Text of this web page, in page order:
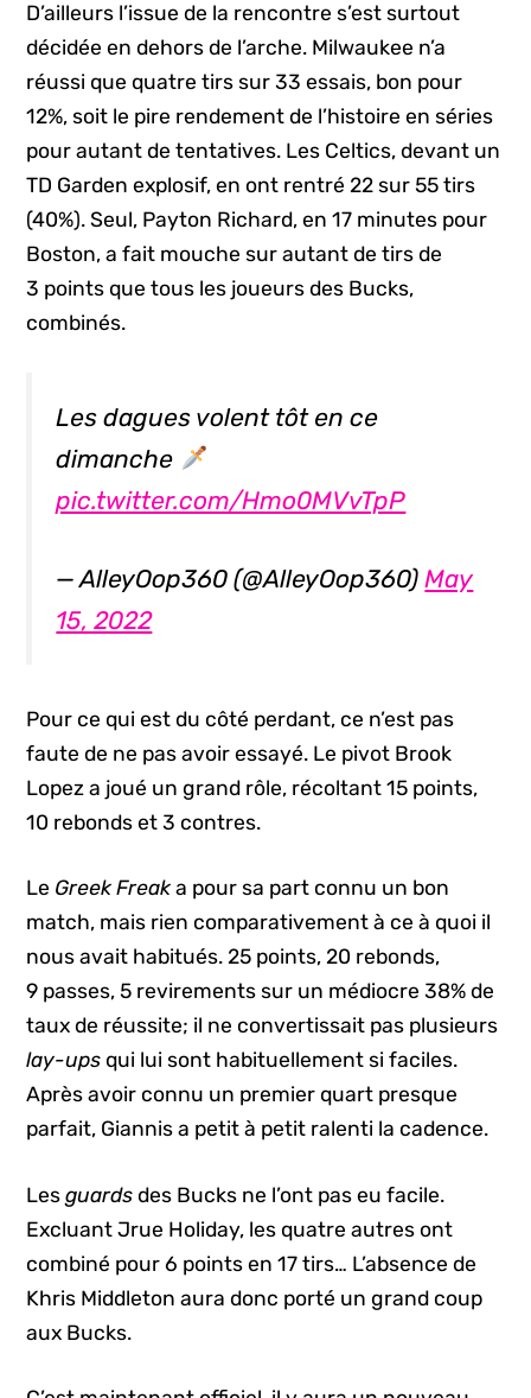
D’ailleurs l’issue de la rencontre s’est surtout
décidée en dehors de l’arche. Milwaukee n’a
réussi que quatre tirs sur 33 essais, bon pour
12%, soit le pire rendement de l’histoire en séries
pour autant de tentatives. Les Celtics, devant un
TD Garden explosif, en ont rentré 22 sur 55 tirs
(40%). Seul, Payton Richard, en 17 minutes pour
Boston, a fait mouche sur autant de tirs de
3 points que tous les joueurs des Bucks,
combinés.
Les dagues volent tôt en ce
dimanche
pic.twitter.com/Hmo0MVvTpP
— AlleyOop360 (@AlleyOop360)May
15, 2022
Pour ce qui est du côté perdant, ce n’est pas
faute de ne pas avoir essayé. Le pivot Brook
Lopez a joué un grand rôle, récoltant 15 points,
10 rebonds et 3 contres.
Le Greek Freak a pour sa part connu un bon
match, mais rien comparativement à ce à quoi il
nous avait habitués. 25 points, 20 rebonds,
9 passes, 5 revirements sur un médiocre 38% de
taux de réussite; il ne convertissait pas plusieurs
lay-ups qui lui sont habituellement si faciles.
Après avoir connu un premier quart presque
parfait, Giannis a petit à petit ralenti la cadence.
Lesguardsdes Bucks ne l’ont pas eu facile.
Excluant Jrue Holiday, les quatre autres ont
combiné pour 6 points en 17 tirs… L’absence de
Khris Middleton aura donc porté un grand coup
aux Bucks.